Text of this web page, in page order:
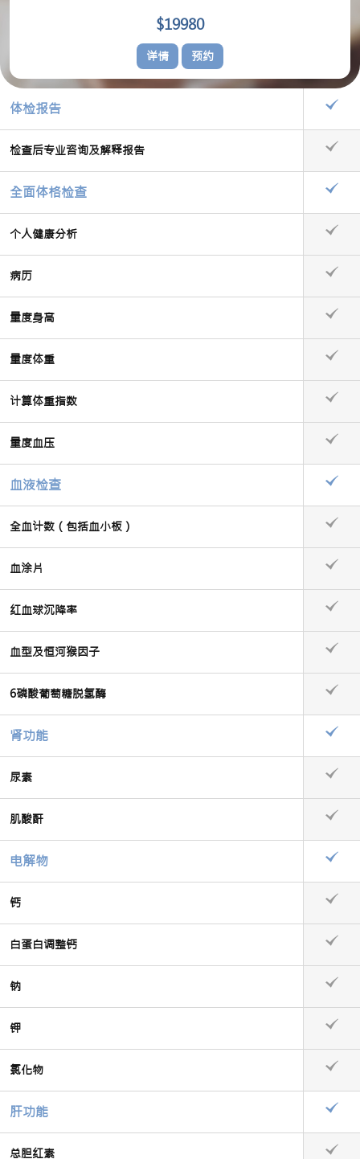
$19980
详情 预约
体检报告
检查后专业咨询及解释报告
全面体格检查
个人健康分析
病历
量度身高
量度体重
计算体重指数
量度血压
血液检查
全血计数（包括血小板）
血涂片
红血球沉降率
血型及恒河猴因子
6磷酸葡萄糖脱氢酶
肾功能
尿素
肌酸酐
电解物
钙
白蛋白调整钙
钠
钾
氯化物
肝功能
总胆红素